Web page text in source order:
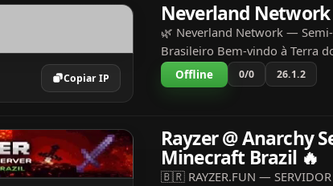
Copiar IP
Neverland Network
🌿 Neverland Network —
Brasileiro Bem-vindo à Terra
onde a aventura não tem fim e
nunca reseta. ✦ Semi-Anarquia
Offline 0/0 26.1.2
Rayzer @ Anarchy
Minecraft Brazil 🔥
🇧🇷 RAYZER.FUN — SERVIDOR